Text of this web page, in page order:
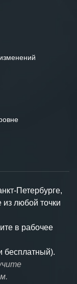
Петербурге,
любой точки
в рабочее
бесплатный).